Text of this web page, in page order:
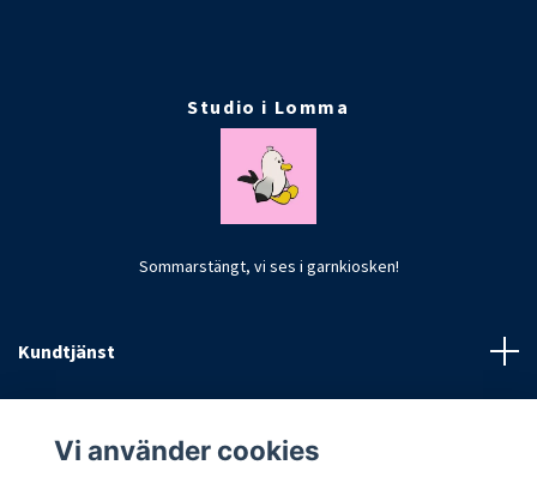
Studio i Lomma
Sommarstängt, vi ses i garnkiosken!
Kundtjänst
Vi använder cookies